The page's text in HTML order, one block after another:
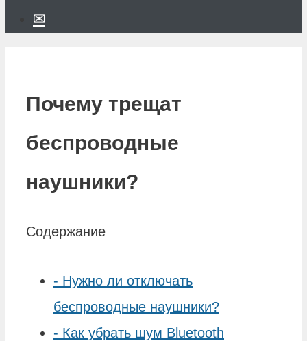
✉
Почему трещат
беспроводные
наушники?
Содержание
- Нужно ли отключать
беспроводные наушники?
- Как убрать шум Bluetooth